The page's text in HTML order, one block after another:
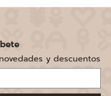
y descuentos